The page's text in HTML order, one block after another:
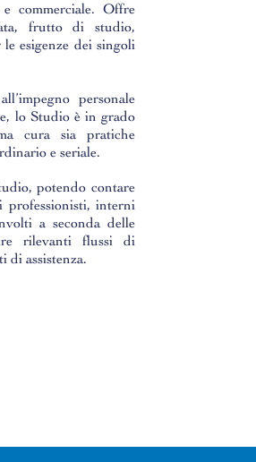
commerciale. Offre
frutto di studio,
esigenze dei singoli
personale
lo Studio è in grado
cura sia pratiche
e seriale.
potendo contare
professionisti, interni
a seconda delle
rilevanti flussi di
di assistenza.